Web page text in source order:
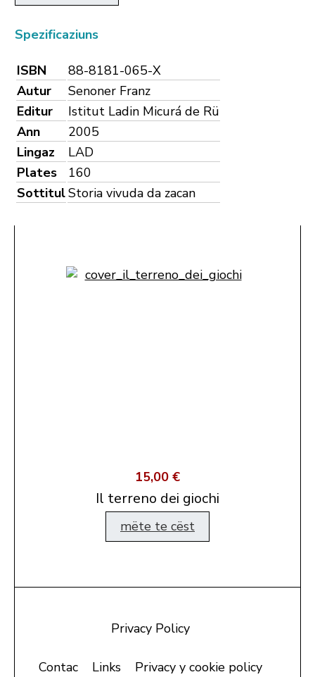
Spezificaziuns
ISBN
88-8181-065-X
Autur
Senoner Franz
Editur
Istitut Ladin Micurá de Rü
Ann
2005
Lingaz
LAD
Plates
160
SottitulStoria vivuda da zacan
15,00 €
Il terreno dei giochi
mëte te cëst
Privacy Policy
Contac Links
Privacy y cookie policy